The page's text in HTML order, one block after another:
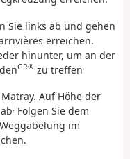
Sie links ab und gehen
erreichen.
hinunter, um an der
GR® zu treffen.
Auf Höhe der
ab. Folgen Sie dem
im